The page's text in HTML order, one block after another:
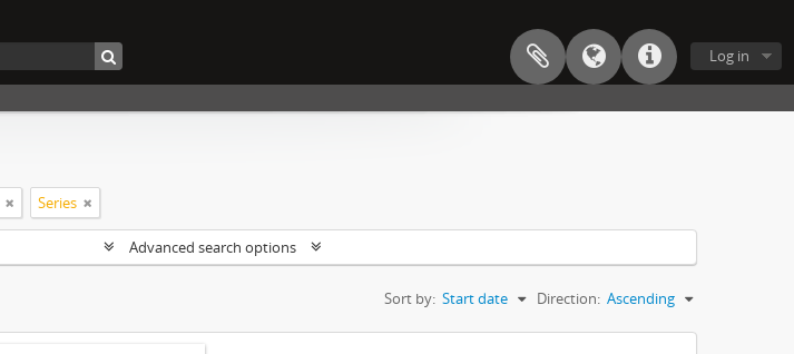
Log in
Series
Advanced search options
Sort by: Start date Direction: Ascending